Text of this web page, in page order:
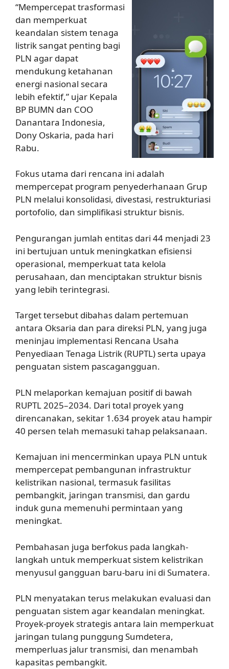
“Mempercepat trasformasi
dan memperkuat
keandalan sistem tenaga
listrik sangat penting bagi
PLN agar dapat
mendukung ketahanan
energi nasional secara
lebih efektif,” ujar Kepala
BP BUMN dan COO
Danantara Indonesia,
Dony Oskaria, pada hari
Rabu.
Fokus utama dari rencana ini adalah
mempercepat program penyederhanaan Grup
PLN melalui konsolidasi, divestasi, restrukturiasi
portofolio, dan simplifikasi struktur bisnis.
Pengurangan jumlah entitas dari 44 menjadi 23
ini bertujuan untuk meningkatkan efisiensi
operasional, memperkuat tata kelola
perusahaan, dan menciptakan struktur bisnis
yang lebih terintegrasi.
Target tersebut dibahas dalam pertemuan
antara Oksaria dan para direksi PLN, yang juga
meninjau implementasi Rencana Usaha
Penyediaan Tenaga Listrik (RUPTL) serta upaya
penguatan sistem pascagangguan.
PLN melaporkan kemajuan positif di bawah
RUPTL 2025–2034. Dari total proyek yang
direncanakan, sekitar 1.634 proyek atau hampir
40 persen telah memasuki tahap pelaksanaan.
Kemajuan ini mencerminkan upaya PLN untuk
mempercepat pembangunan infrastruktur
kelistrikan nasional, termasuk fasilitas
pembangkit, jaringan transmisi, dan gardu
induk guna memenuhi permintaan yang
meningkat.
Pembahasan juga berfokus pada langkah-
langkah untuk memperkuat sistem kelistrikan
menyusul gangguan baru-baru ini di Sumatera.
PLN menyatakan terus melakukan evaluasi dan
penguatan sistem agar keandalan meningkat.
Proyek-proyek strategis antara lain memperkuat
jaringan tulang punggung Sumdetera,
memperluas jalur transmisi, dan menambah
kapasitas pembangkit.